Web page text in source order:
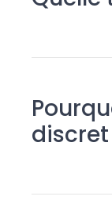
discret